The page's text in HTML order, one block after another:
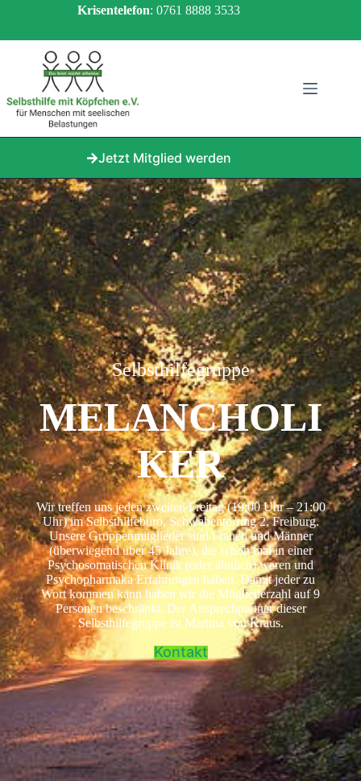
Krisentelefon: 0761 8888 3533
Jetzt Mitglied werden
Selbsthilfegruppe
MELANCHOLI
KER
Wir treffen uns jeden zweiten Freitag (19:00 Uhr – 21:00
Uhr) im Selbsthilfebüro, Schwabentorring 2, Freiburg.
Unsere Gruppenmitglieder sind Frauen und Männer
(überwiegend über 45 Jahre), die schon mal in einer
Psychosomatischen Klinik (oder ähnlich) waren und
Psychopharmaka Erfahrungen haben. Damit jeder zu
Wort kommen kann haben wir die Mitgliederzahl auf 9
Personen beschränkt. Der Ansprechpartner dieser
Selbsthilfegruppe ist Martina von Kraus.
Kontakt